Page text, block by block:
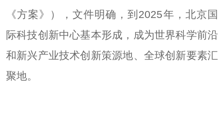
《方案》），文件明确，到2025年，北京国
际科技创新中心基本形成，成为世界科学前沿
和新兴产业技术创新策源地、全球创新要素汇
聚地。